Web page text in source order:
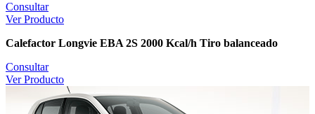
Consultar
Ver Producto
Calefactor Longvie EBA 2S 2000 Kcal/h Tiro balanceado
Consultar
Ver Producto